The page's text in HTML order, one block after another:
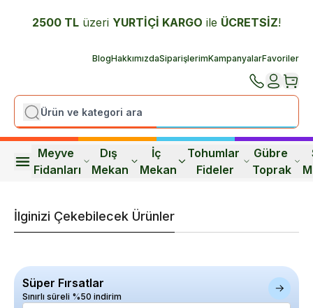
2500 TL üzeri YURTİÇİ KARGO ile ÜCRETSİZ!
BlogHakkımızdaSiparişlerimKampanyalarFavoriler
Meyve
Fidanları
Dış
Mekan
İç
Mekan
Tohumlar
Fideler
Gübre
Toprak
İlginizi Çekebilecek Ürünler
Süper Fırsatlar
Sınırlı süreli %50 indirim